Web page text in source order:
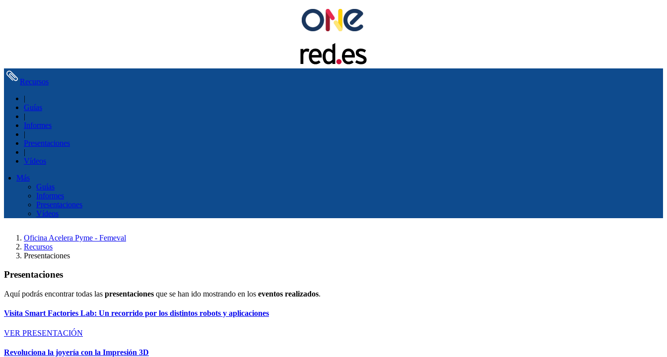
Recursos
|
Guías
|
Informes
|
Presentaciones
|
Vídeos
Más
Guías
Informes
Presentaciones
Vídeos
Oficina Acelera Pyme - Femeval
Recursos
Presentaciones
Presentaciones
Aquí podrás encontrar todas las presentaciones que se han ido mostrando en los eventos realizados.
Visita Smart Factories Lab: Un recorrido por los distintos robots y aplicaciones
VER PRESENTACIÓN
Revoluciona la joyería con la Impresión 3D